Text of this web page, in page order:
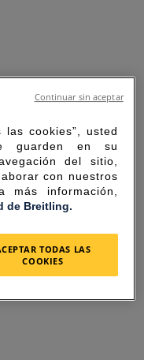
cookies”, usted
guarden en su
del sitio,
con nuestros
más información,
de Breitling.
TODAS LAS
COOKIES
Continuar sin aceptar